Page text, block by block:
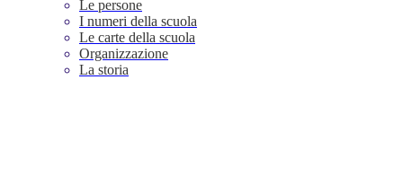
Le persone
I numeri della scuola
Le carte della scuola
Organizzazione
La storia